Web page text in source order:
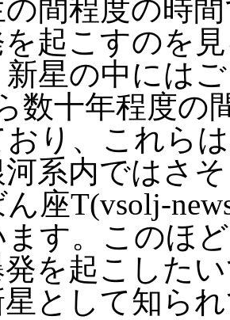
間程度の時
起こすのを
新星の中には
数十年程度の
おり、これら
系内ではさ
ん座T(vsolj-
す。このほ
を起こした
星として知ら